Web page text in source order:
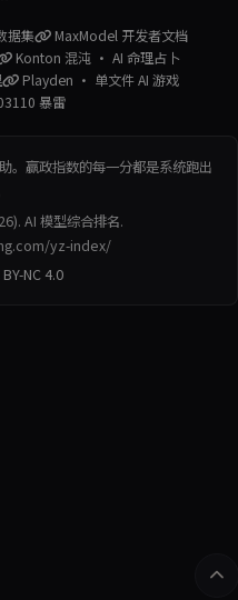
据集
MaxModel 开发者文档
Konton 混沌 · AI 命理占卜
Playden · 单文件 AI 游戏
暴雷
。赢政指数的每一分都是系统跑出
AI 模型综合排名.
yz-index/
BY-NC 4.0